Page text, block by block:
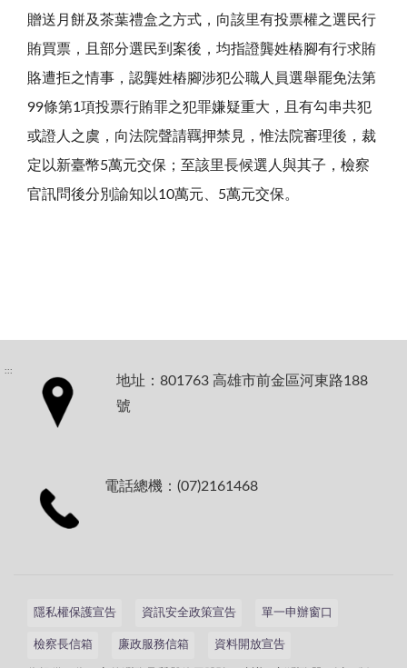
贈送月餅及茶葉禮盒之方式，向該里有投票權之選民行
賄買票，且部分選民到案後，均指證龔姓樁腳有行求賄
賂遭拒之情事，認龔姓樁腳涉犯公職人員選舉罷免法第
99條第1項投票行賄罪之犯罪嫌疑重大，且有勾串共犯
或證人之虞，向法院聲請羈押禁見，惟法院審理後，裁
定以新臺幣5萬元交保；至該里長候選人與其子，檢察
官訊問後分別諭知以10萬元、5萬元交保。
:::
地址：801763 高雄市前金區河東路188
號
電話總機：(07)2161468
隱私權保護宣告 資訊安全政策宣告 單一申辦窗口
檢察長信箱 廉政服務信箱 資料開放宣告